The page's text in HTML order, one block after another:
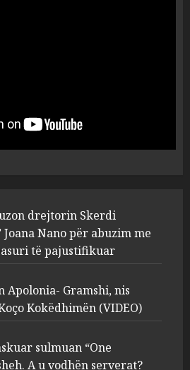
Joana Nano për
abuzim me fondet publike dhe
të pajustifikuar
Gramshi, nis
penal për Koço
(VIDEO)
MARCH 27, 2025
Persona të maskuar
“One Albania”,
ngjarja u fsheh. A u vodhën
drejtorin Skerdi
Joana Nano për abuzim me
të pajustifikuar
Apolonia- Gramshi, nis
Kokëdhimën (VIDEO)
sulmuan “One
A u vodhën serverat?